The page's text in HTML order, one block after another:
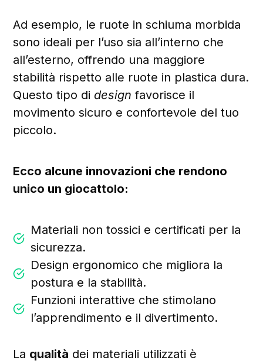
Ad esempio, le ruote in schiuma morbida
sono ideali per l’uso sia all’interno che
all’esterno, offrendo una maggiore
stabilità rispetto alle ruote in plastica dura.
Questo tipo di design favorisce il
movimento sicuro e confortevole del tuo
piccolo.
Ecco alcune innovazioni che rendono
unico un giocattolo:
Materiali non tossici e certificati per la
sicurezza.
Design ergonomico che migliora la
postura e la stabilità.
Funzioni interattive che stimolano
l’apprendimento e il divertimento.
La qualità dei materiali utilizzati è